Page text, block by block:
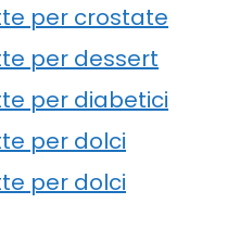
per crostate
per dessert
per diabetici
per dolci
per dolci